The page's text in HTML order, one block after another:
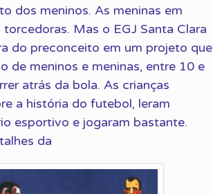
dos meninos. As meninas em
torcedoras. Mas o EGJ Santa Clara
do preconceito em um projeto que
de meninos e meninas, entre 10 e
atrás da bola. As crianças
a história do futebol, leram
esportivo e jogaram bastante.
da